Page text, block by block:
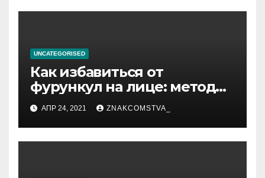
UNCATEGORISED
Как избавиться от
фурункул на лице: методы
лечения
АПР 24, 2021 ZNAKCOMSTVA_